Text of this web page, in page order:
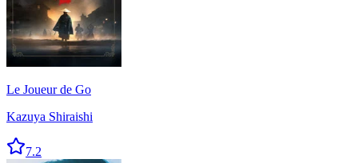
Le Joueur de Go
Kazuya Shiraishi
7.2